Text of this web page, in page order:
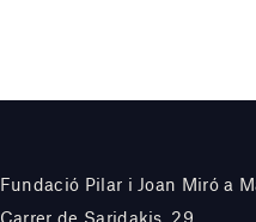
Fundació Pilar i Joan Miró a
Carrer de Saridakis, 29